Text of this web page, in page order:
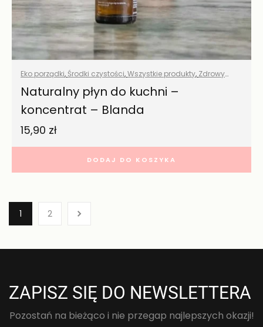
Eko porządki, Środki czystości,Wszystkie produkty, Zdrowy
dom
Naturalny płyn do kuchni –
koncentrat – Blanda
15,90 zł
DODAJ DO KOSZYKA
1 2
ZAPISZ SIĘ DO NEWSLETTERA
Pozostań na bieżąco i nie przegap najlepszych okazji!